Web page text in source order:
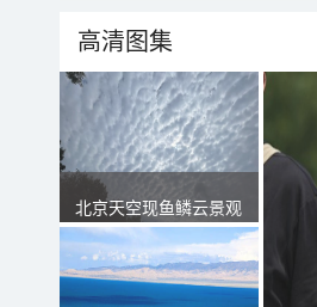
高清图集
北京天空现鱼鳞云景观